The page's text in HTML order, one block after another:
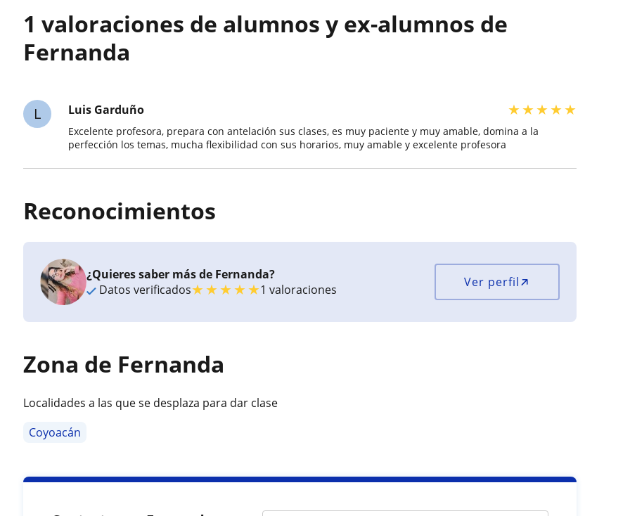
1 valoraciones de alumnos y ex-alumnos de
Fernanda
L Luis Garduño ★★★★★
Excelente profesora, prepara con antelación sus clases, es muy paciente y muy amable, domina a la
perfección los temas, mucha flexibilidad con sus horarios, muy amable y excelente profesora
Reconocimientos
¿Quieres saber más de Fernanda?
Datos verificados★★★★★1 valoraciones Ver perfil
Zona de Fernanda
Localidades a las que se desplaza para dar clase
Coyoacán